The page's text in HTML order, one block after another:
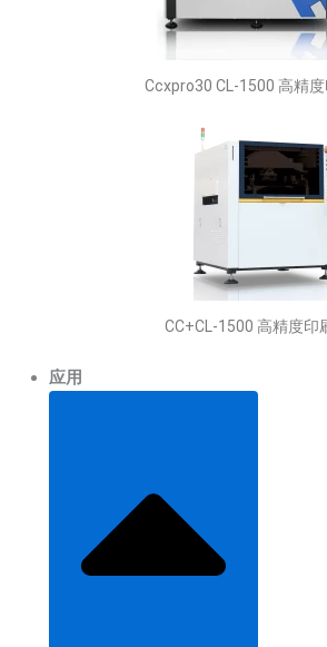
Ccxpro30 CL-1500 高精
CC+CL-1500 高精度印
应用